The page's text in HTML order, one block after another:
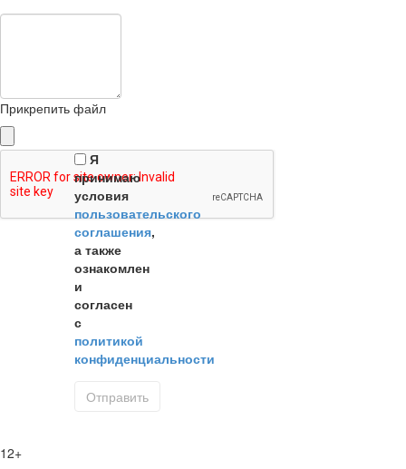
Прикрепить файл
Я
принимаю
условия
пользовательского
соглашения,
а также
ознакомлен
и
согласен
с
политикой
конфиденциальности
12+